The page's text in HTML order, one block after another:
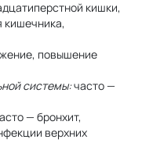
кишки,
кишечника,
повышение
системы:часто —
— бронхит,
верхних